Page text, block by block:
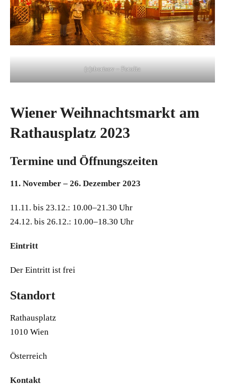
(c)sborisov – Fotolia
Wiener Weihnachtsmarkt am
Rathausplatz 2023
Termine und Öffnungszeiten
11. November – 26. Dezember 2023
11.11. bis 23.12.: 10.00–21.30 Uhr
24.12. bis 26.12.: 10.00–18.30 Uhr
Eintritt
Der Eintritt ist frei
Standort
Rathausplatz
1010 Wien
Österreich
Kontakt